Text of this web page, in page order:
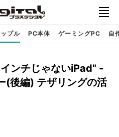
プル PC本体 ゲーミングPC 自
ンチじゃないiPad" -
(後編) テザリングの活